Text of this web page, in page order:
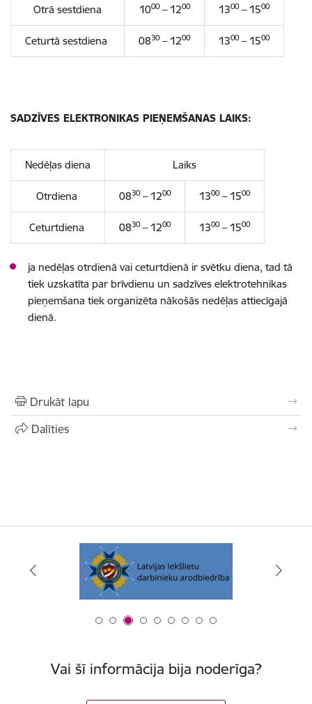
Otrā sestdiena 1000– 1200 1300– 1500
Ceturtā sestdiena 0830– 1200 1300– 1500
SADZĪVES ELEKTRONIKAS PIEŅEMŠANAS LAIKS:
Nedēļas diena Laiks
Otrdiena 0830– 1200 1300– 1500
Ceturtdiena 0830– 1200 1300– 1500
ja nedēļas otrdienā vai ceturtdienā ir svētku diena, tad tā
tiek uzskatīta par brīvdienu un sadzīves elektrotehnikas
pieņemšana tiek organizēta nākošās nedēļas attiecīgajā
dienā.
Drukāt lapu
Dalīties
Vai šī informācija bija noderīga?